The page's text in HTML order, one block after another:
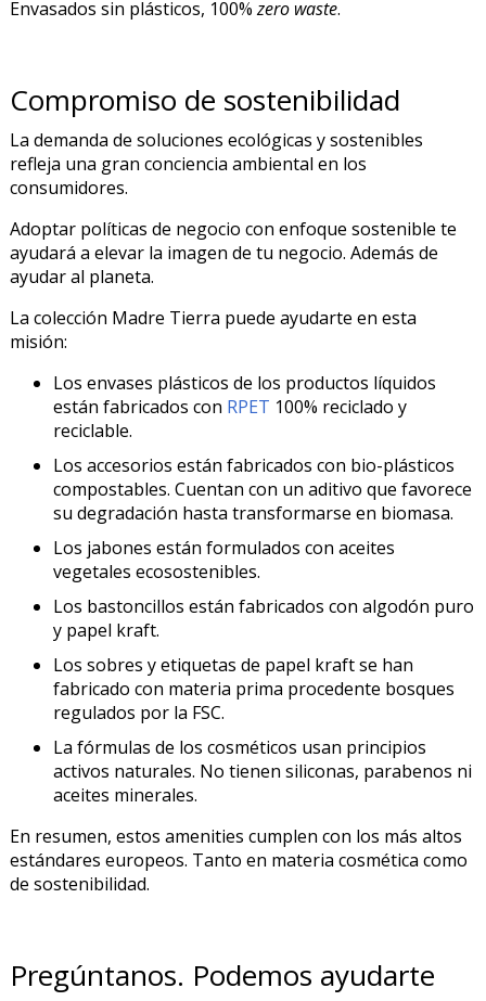
Envasados sin plásticos, 100%zero waste.
Compromiso de sostenibilidad
La demanda de soluciones ecológicas y sostenibles
refleja una gran conciencia ambiental en los
consumidores.
Adoptar políticas de negocio con enfoque sostenible te
ayudará a elevar la imagen de tu negocio. Además de
ayudar al planeta.
La colección Madre Tierra puede ayudarte en esta
misión:
Los envases plásticos de los productos líquidos
están fabricados con RPET 100% reciclado y
reciclable.
Los accesorios están fabricados con bio-plásticos
compostables. Cuentan con un aditivo que favorece
su degradación hasta transformarse en biomasa.
Los jabones están formulados con aceites
vegetales ecosostenibles.
Los bastoncillos están fabricados con algodón puro
y papel kraft.
Los sobres y etiquetas de papel kraft se han
fabricado con materia prima procedente bosques
regulados por la FSC.
La fórmulas de los cosméticos usan principios
activos naturales. No tienen siliconas, parabenos ni
aceites minerales.
En resumen, estos amenities cumplen con los más altos
estándares europeos. Tanto en materia cosmética como
de sostenibilidad.
Pregúntanos. Podemos ayudarte